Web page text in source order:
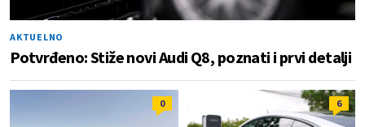
AKTUELNO
Potvrđeno: Stiže novi Audi Q8, poznati i prvi detalji
0 6